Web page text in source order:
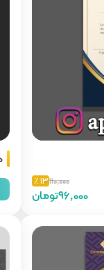
110,00013 ٪
96,000تومان